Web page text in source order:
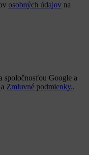
osobných údajov na
spoločnosťou Google a
a Zmluvné podmienky..